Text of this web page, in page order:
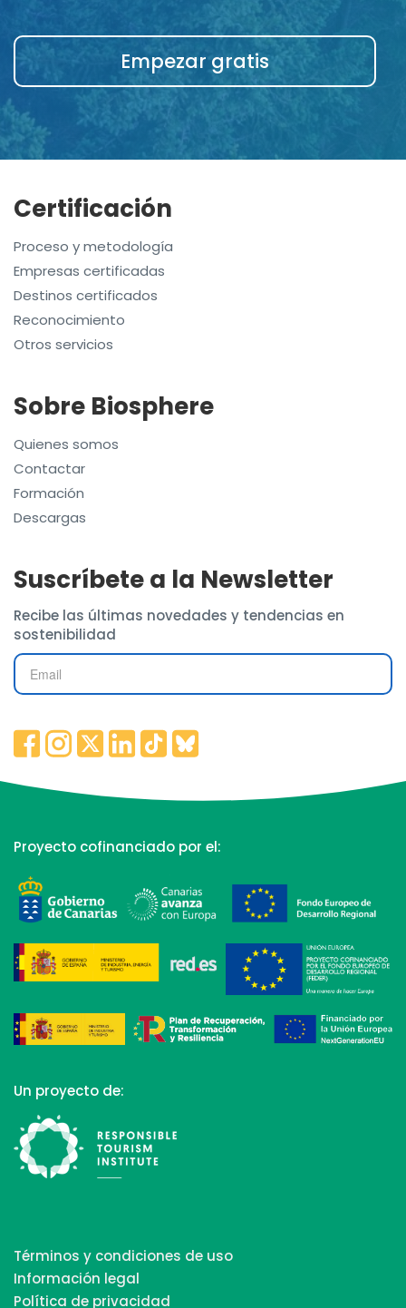
Empezar gratis
Certificación
Proceso y metodología
Empresas certificadas
Destinos certificados
Reconocimiento
Otros servicios
Sobre Biosphere
Quienes somos
Contactar
Formación
Descargas
Suscríbete a la Newsletter
Recibe las últimas novedades y tendencias en
sostenibilidad
Proyecto cofinanciado por el:
Un proyecto de:
Términos y condiciones de uso
Información legal
Política de privacidad